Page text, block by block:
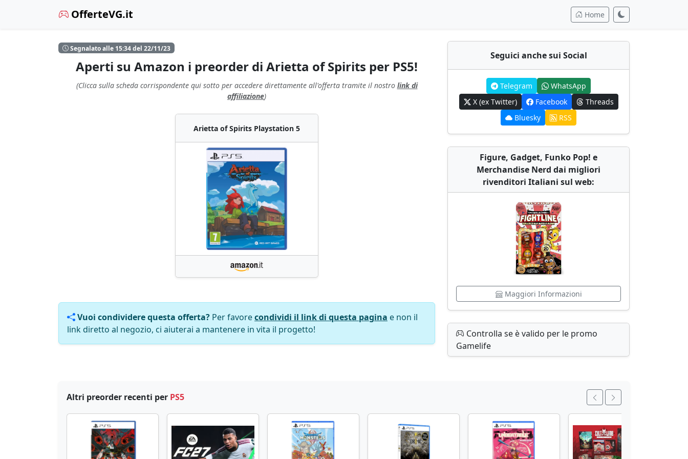
OfferteVG.it Home
Segnalato alle 15:34 del 22/11/23
Aperti su Amazon i preorder di Arietta of Spirits per PS5!
(Clicca sulla scheda corrispondente qui sotto per accedere direttamente all'offerta tramite il nostro link di
affiliazione)
Arietta of Spirits Playstation 5
Vuoi condividere questa offerta? Per favorecondividi il link di questa pagina e non il
link diretto al negozio, ci aiuterai a mantenere in vita il progetto!
Seguici anche sui Social
Telegram
WhatsApp
X (ex Twitter)
Facebook
Threads
Bluesky
RSS
Figure, Gadget, Funko Pop! e
Merchandise Nerd dai migliori
rivenditori Italiani sul web:
Maggiori Informazioni
Controlla se è valido per le promo
Gamelife
Altri preorder recenti per PS5